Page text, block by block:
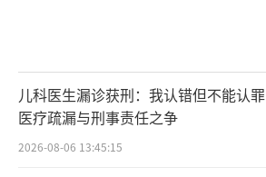
儿科医生漏诊获刑：我认错但不能认罪
医疗疏漏与刑事责任之争
2026-08-06 13:45:15